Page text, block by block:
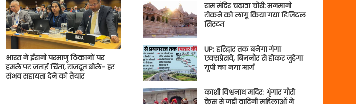
भारत ने ईरानी परमाणु ठिकानों पर
हमले पर जताई चिंता, राजदूत बोले- हर
संभव सहायता देने को तैयार
राम मंदिर चढ़ावा चोरी: मनमानी
रोकने को लागू किया गया डिजिटल
सिस्टम
UP: हरिद्वार तक बनेगा गंगा
एक्सप्रेसवे, बिजनौर से होकर जुड़ेगा
यूपी का नया मार्ग
काशी विश्वनाथ मदिर: शृंगार गौरी
केस से जुड़ी वादिनी महिलाओं ने